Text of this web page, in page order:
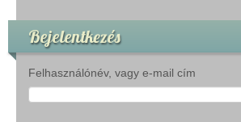
Bejelentkezés
Felhasználónév, vagy e-mail cím